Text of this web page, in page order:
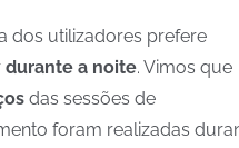
dos utilizadores prefere
durante a noite. Vimos que
das sessões de
foram realizadas